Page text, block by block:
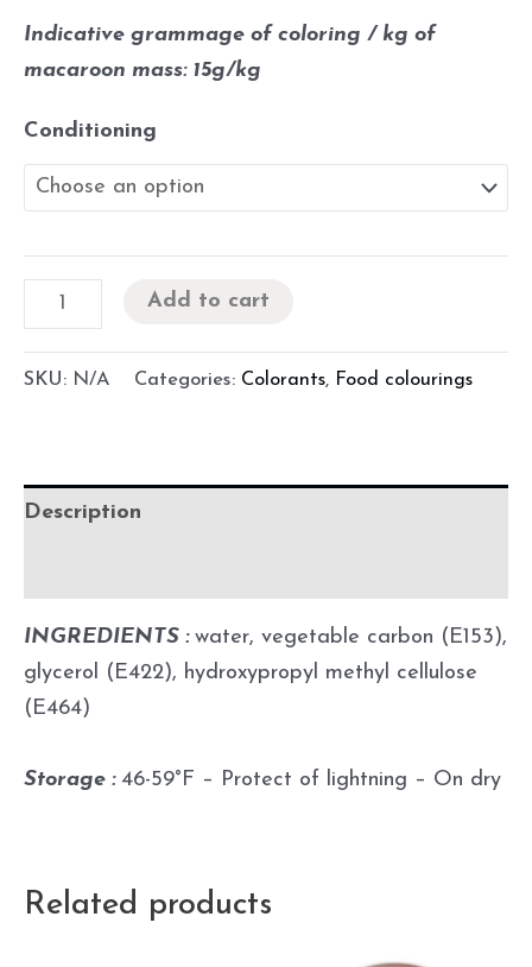
Indicative grammage of coloring / kg of
macaroon mass: 15g/kg
Conditioning
Add to cart
SKU: N/A Categories: Colorants, Food colourings
Description
INGREDIENTS : water, vegetable carbon (E153),
glycerol (E422), hydroxypropyl methyl cellulose
(E464)
Storage : 46-59°F – Protect of lightning – On dry
Related products